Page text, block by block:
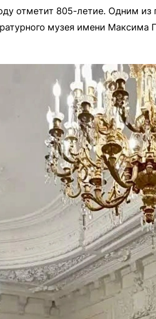
отметит 805-летие. Одним из
музея имени Максима